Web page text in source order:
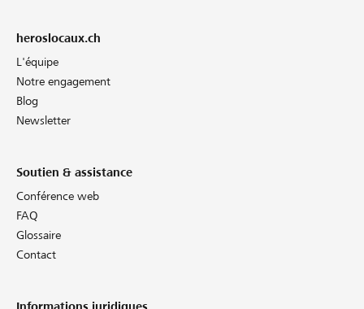
heroslocaux.ch
L'équipe
Notre engagement
Blog
Newsletter
Soutien & assistance
Conférence web
FAQ
Glossaire
Contact
Informations juridiques